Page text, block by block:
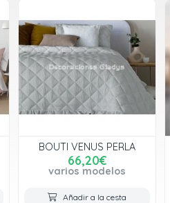
COLCHA BOUTI JULIA
ROBERTS GRIS
37,00€